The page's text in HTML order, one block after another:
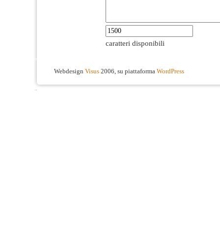
caratteri disponibili
Webdesign Visus 2006, su piattaforma WordPress